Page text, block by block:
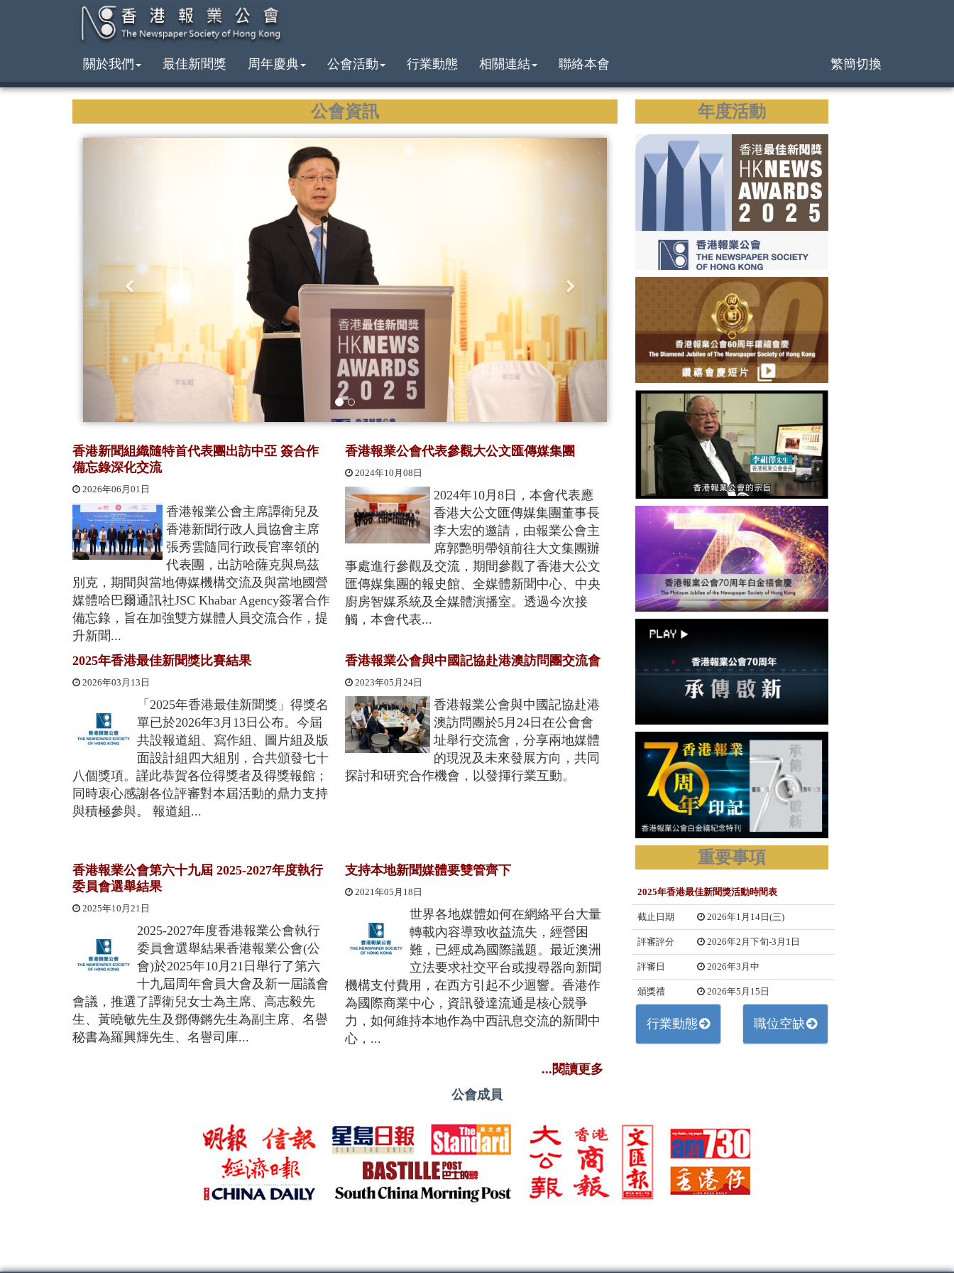
關於我們 最佳新聞獎 周年慶典 公會活動 行業動態 相關連結 聯絡本會 繁簡切換
公會資訊
u
s
香港新聞組織隨特首代表團出訪中亞 簽合作
備忘錄深化交流
2026年06月01日
香港報業公會主席譚衛兒及
香港新聞行政人員協會主席
張秀雲隨同行政長官率領的
代表團，出訪哈薩克與烏茲
別克，期間與當地傳媒機構交流及與當地國營
媒體哈巴爾通訊社JSC Khabar Agency簽署合作
備忘錄，旨在加強雙方媒體人員交流合作，提
升新聞...
2025年香港最佳新聞獎比賽結果
2026年03月13日
「2025年香港最佳新聞獎」得獎名
單已於2026年3月13日公布。今屆
共設報道組、寫作組、圖片組及版
面設計組四大組別，合共頒發七十
八個獎項。謹此恭賀各位得獎者及得獎報館；
同時衷心感謝各位評審對本屆活動的鼎力支持
與積極參與。 報道組...
香港報業公會第六十九屆 2025-2027年度執行
委員會選舉結果
2025年10月21日
2025-2027年度香港報業公會執行
委員會選舉結果香港報業公會(公
會)於2025年10月21日舉行了第六
十九屆周年會員大會及新一屆議會
會議，推選了譚衛兒女士為主席、高志毅先
生、黃曉敏先生及鄧傳鏘先生為副主席、名譽
秘書為羅興輝先生、名譽司庫...
香港報業公會代表參觀大公文匯傳媒集團
2024年10月08日
2024年10月8日，本會代表應
香港大公文匯傳媒集團董事長
李大宏的邀請，由報業公會主
席郭艷明帶領前往大文集團辦
事處進行參觀及交流，期間參觀了香港大公文
匯傳媒集團的報史館、全媒體新聞中心、中央
廚房智媒系統及全媒體演播室。透過今次接
觸，本會代表...
香港報業公會與中國記協赴港澳訪問團交流會
2023年05月24日
香港報業公會與中國記協赴港
澳訪問團於5月24日在公會會
址舉行交流會，分享兩地媒體
的現況及未來發展方向，共同
探討和研究合作機會，以發揮行業互動。
支持本地新聞媒體要雙管齊下
2021年05月18日
世界各地媒體如何在網絡平台大量
轉載內容導致收益流失，經營困
難，已經成為國際議題。最近澳洲
立法要求社交平台或搜尋器向新聞
機構支付費用，在西方引起不少迴響。香港作
為國際商業中心，資訊發達流通是核心競爭
力，如何維持本地作為中西訊息交流的新聞中
心，...
...閱讀更多
年度活動
重要事項
2025年香港最佳新聞獎活動時間表
截止日期 2026年1月14日(三)
評審評分 2026年2月下旬-3月1日
評審日 2026年3月中
頒獎禮 2026年5月15日
行業動態 職位空缺
公會成員